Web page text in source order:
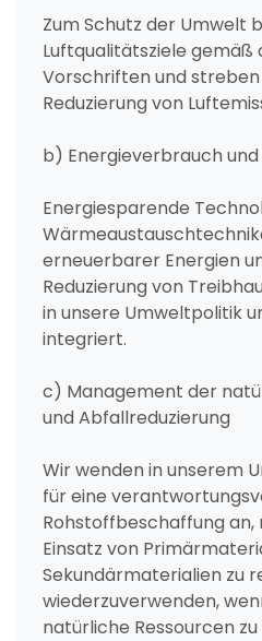
Zum Schutz der Umwelt
Luftqualitätsziele gemäß
Vorschriften und
Reduzierung von
b) Energieverbrauch
Energiesparende
erneuerbarer Energien
Reduzierung von
in unsere Umweltpolitik
integriert.
c) Management der
und Abfallreduzierung
Wir wenden in unserem
für eine
Rohstoffbeschaffung an,
Einsatz von
Sekundärmaterialien zu
wiederzuverwenden,
natürliche Ressourcen